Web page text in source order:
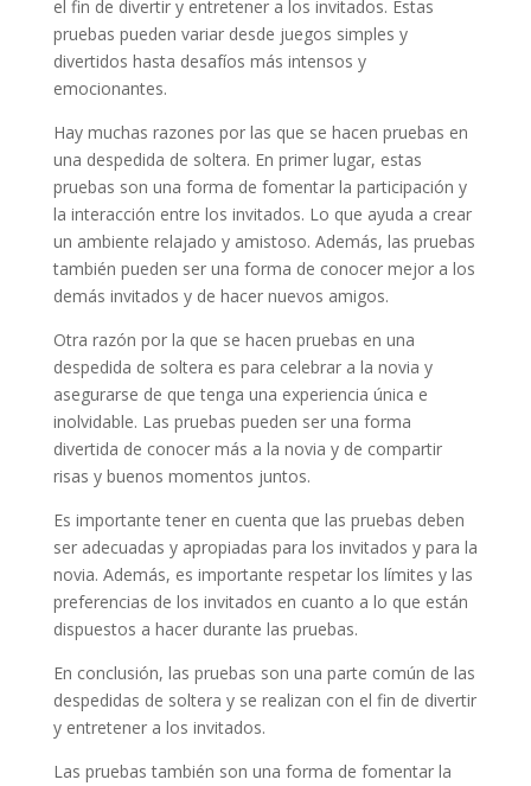
el fin de divertir y entretener a los invitados. Estas
pruebas pueden variar desde juegos simples y
divertidos hasta desafíos más intensos y
emocionantes.
Hay muchas razones por las que se hacen pruebas en
una despedida de soltera. En primer lugar, estas
pruebas son una forma de fomentar la participación y
la interacción entre los invitados. Lo que ayuda a crear
un ambiente relajado y amistoso. Además, las pruebas
también pueden ser una forma de conocer mejor a los
demás invitados y de hacer nuevos amigos.
Otra razón por la que se hacen pruebas en una
despedida de soltera es para celebrar a la novia y
asegurarse de que tenga una experiencia única e
inolvidable. Las pruebas pueden ser una forma
divertida de conocer más a la novia y de compartir
risas y buenos momentos juntos.
Es importante tener en cuenta que las pruebas deben
ser adecuadas y apropiadas para los invitados y para la
novia. Además, es importante respetar los límites y las
preferencias de los invitados en cuanto a lo que están
dispuestos a hacer durante las pruebas.
En conclusión, las pruebas son una parte común de las
despedidas de soltera y se realizan con el fin de divertir
y entretener a los invitados.
Las pruebas también son una forma de fomentar la